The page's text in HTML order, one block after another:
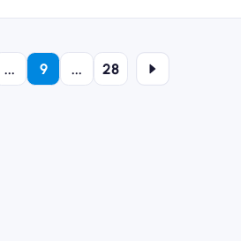
... 9 ... 28